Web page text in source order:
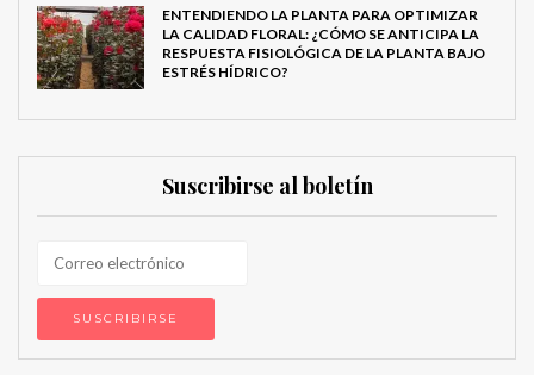
ENTENDIENDO LA PLANTA PARA OPTIMIZAR
LA CALIDAD FLORAL: ¿CÓMO SE ANTICIPA LA
RESPUESTA FISIOLÓGICA DE LA PLANTA BAJO
ESTRÉS HÍDRICO?
Suscribirse al boletín